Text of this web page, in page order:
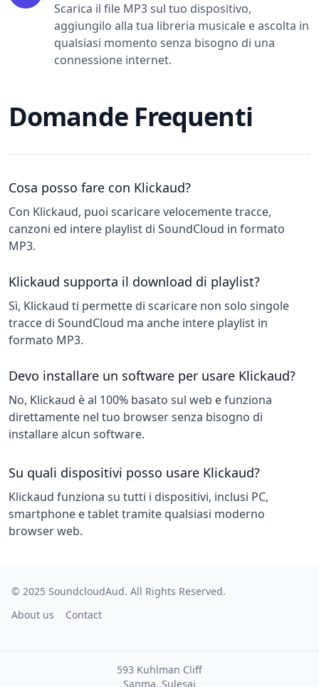
Scarica il file MP3 sul tuo dispositivo,
aggiungilo alla tua libreria musicale e ascolta in
qualsiasi momento senza bisogno di una
connessione internet.
Domande Frequenti
Cosa posso fare con Klickaud?
Con Klickaud, puoi scaricare velocemente tracce,
canzoni ed intere playlist di SoundCloud in formato
MP3.
Klickaud supporta il download di playlist?
Sì, Klickaud ti permette di scaricare non solo singole
tracce di SoundCloud ma anche intere playlist in
formato MP3.
Devo installare un software per usare Klickaud?
No, Klickaud è al 100% basato sul web e funziona
direttamente nel tuo browser senza bisogno di
installare alcun software.
Su quali dispositivi posso usare Klickaud?
Klickaud funziona su tutti i dispositivi, inclusi PC,
smartphone e tablet tramite qualsiasi moderno
browser web.
© 2025 SoundcloudAud. All Rights Reserved.
About us
Contact
593 Kuhlman Cliff
Sanma, Sulesai